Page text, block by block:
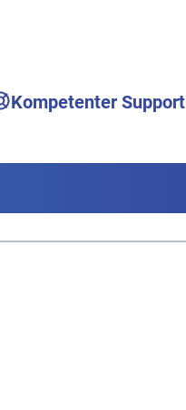
Kompetenter Support